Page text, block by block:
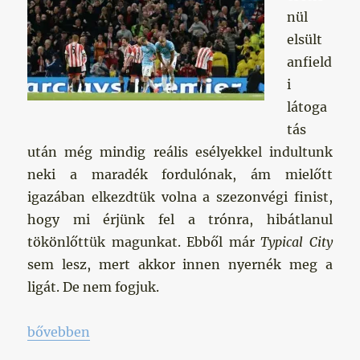
nül
elsült
anfield
i
látoga
tás
után még mindig reális esélyekkel indultunk
neki a maradék fordulónak, ám mielőtt
igazában elkezdtük volna a szezonvégi finist,
hogy mi érjünk fel a trónra, hibátlanul
tökönlőttük magunkat. Ebből márTypical City
sem lesz, mert akkor innen nyernék meg a
ligát. De nem fogjuk.
„Teljes letargia”
bővebben